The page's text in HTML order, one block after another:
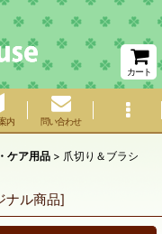
カート
内 問い合わせ
ケア用品 > 爪切り＆ブラシ
ナル商品]